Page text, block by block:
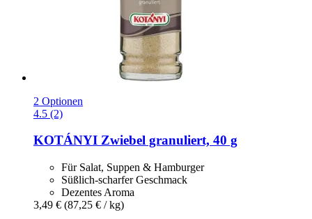
2 Optionen
4.5 (2)
KOTÁNYI Zwiebel granuliert, 40 g
Für Salat, Suppen & Hamburger
Süßlich-scharfer Geschmack
Dezentes Aroma
3,49 € (87,25 € / kg)